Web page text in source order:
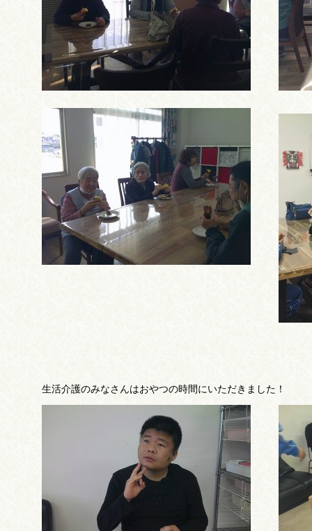
生活介護のみなさんはおやつの時間にいただきました！